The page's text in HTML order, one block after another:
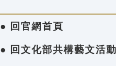
● 回官網首頁
● 回文化部共構藝文活